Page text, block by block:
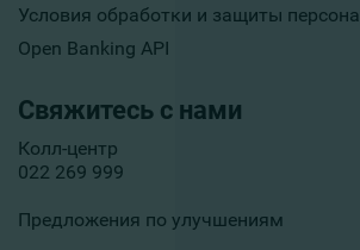
Условия обработки и защиты
Open Banking API
Свяжитесь с нами
Колл-центр
022 269 999
Предложения по улучшениям